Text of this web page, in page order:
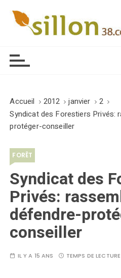
Accueil 2012 janvier
2
Syndicat des Forestiers Privés:
protéger-conseiller
FORÊT
Syndicat des
Privés:
défendre-
conseiller
IL Y A 15 ANS TEMPS DE